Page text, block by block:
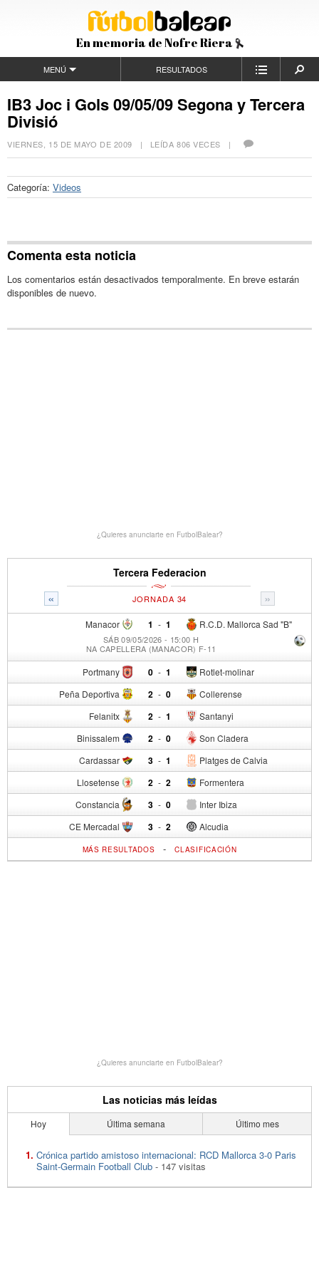
En memoria de Nofre Riera
MENÚ RESULTADOS
IB3 Joc i Gols 09/05/09 Segona y Tercera
Divisió
VIERNES, 15 DE MAYO DE 2009 | LEÍDA 806 VECES |
Categoría: Videos
Comenta esta noticia
Los comentarios están desactivados temporalmente. En breve estarán
disponibles de nuevo.
¿Quieres anunciarte en FutbolBalear?
Tercera Federacion
« »
JORNADA 34
Manacor 1 - R.C.D. Mallorca Sad "B"
1
SÁB 09/05/2026 - 15:00 H
NA CAPELLERA (MANACOR) F-11
Portmany 0 - Rotlet-molinar
1
Peña Deportiva 2 - Collerense
0
Felanitx 2 - Santanyi
1
Binissalem 2 - Son Cladera
0
Cardassar 3 - Platges de Calvia
1
Llosetense 2 - Formentera
2
Constancia 3 - Inter Ibiza
0
CE Mercadal 3 - Alcudia
2
MÁS RESULTADOS -CLASIFICACIÓN
¿Quieres anunciarte en FutbolBalear?
Las noticias más leídas
Hoy Última semana Último mes
Crónica partido amistoso internacional: RCD Mallorca 3-0 Paris
Saint-Germain Football Club - 147 visitas